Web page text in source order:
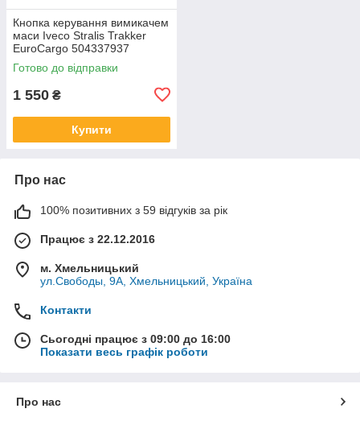
Кнопка керування вимикачем
маси Iveco Stralis Trakker
EuroCargo 504337937
Готово до відправки
1 550 ₴
Купити
Про нас
100% позитивних з 59 відгуків за рік
Працює з 22.12.2016
м. Хмельницький
ул.Свободы, 9А, Хмельницький, Україна
Контакти
Сьогодні працює з 09:00 до 16:00
Показати весь графік роботи
Про нас